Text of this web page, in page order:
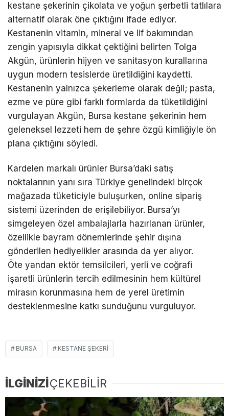
kestane şekerinin çikolata ve yoğun şerbetli tatlılara
alternatif olarak öne çıktığını ifade ediyor.
Kestanenin vitamin, mineral ve lif bakımından
zengin yapısıyla dikkat çektiğini belirten Tolga
Akgün, ürünlerin hijyen ve sanitasyon kurallarına
uygun modern tesislerde üretildiğini kaydetti.
Kestanenin yalnızca şekerleme olarak değil; pasta,
ezme ve püre gibi farklı formlarda da tüketildiğini
vurgulayan Akgün, Bursa kestane şekerinin hem
geleneksel lezzeti hem de şehre özgü kimliğiyle ön
plana çıktığını söyledi.
Kardelen markalı ürünler Bursa’daki satış
noktalarının yanı sıra Türkiye genelindeki birçok
mağazada tüketiciyle buluşurken, online sipariş
sistemi üzerinden de erişilebiliyor. Bursa’yı
simgeleyen özel ambalajlarla hazırlanan ürünler,
özellikle bayram dönemlerinde şehir dışına
gönderilen hediyelikler arasında da yer alıyor.
Öte yandan ektör temsilcileri, yerli ve coğrafi
işaretli ürünlerin tercih edilmesinin hem kültürel
mirasın korunmasına hem de yerel üretimin
desteklenmesine katkı sunduğunu vurguluyor.
BURSA KESTANE ŞEKERI
İLGİNİZİÇEKEBİLİR